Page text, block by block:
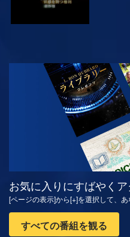
観る
お気に入りにすばやくア
[ページの表示]から[+]を選択して、
すべての番組を観る